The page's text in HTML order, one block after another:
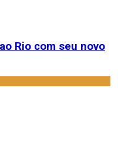
Rio com seu novo